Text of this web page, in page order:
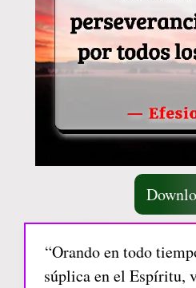
“Orando en todo
súplica en el Espíritu,